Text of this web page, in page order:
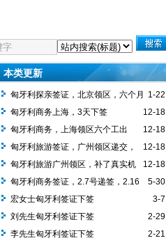
本类更新
1-22
匈牙利探亲签证，北京领区，六个月
多次，1.9递交资料，1.12下签，
12-18
匈牙利商务上海，3天下签
12-18
匈牙利商务，上海领区六个工出
签，
12-18
匈牙利旅游签证，广州领区递交，
客人第二次办理匈牙利申根签证，任然要
求买了真实机票，下签单次1个月签证，
可停留15天
12-18
匈牙利旅游广州领区，补了真实机
票，2周下签，批单次签证
5-30
匈牙利商务签证，2.7号递签，2.16
号拿到的签证，北京使馆签发
3-7
宏女士匈牙利签证下签
2-29
刘先生匈牙利签证下签
2-21
李先生匈牙利签证下签